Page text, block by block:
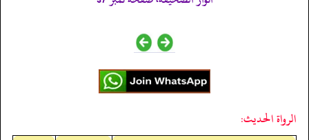
الرواة الحديث: